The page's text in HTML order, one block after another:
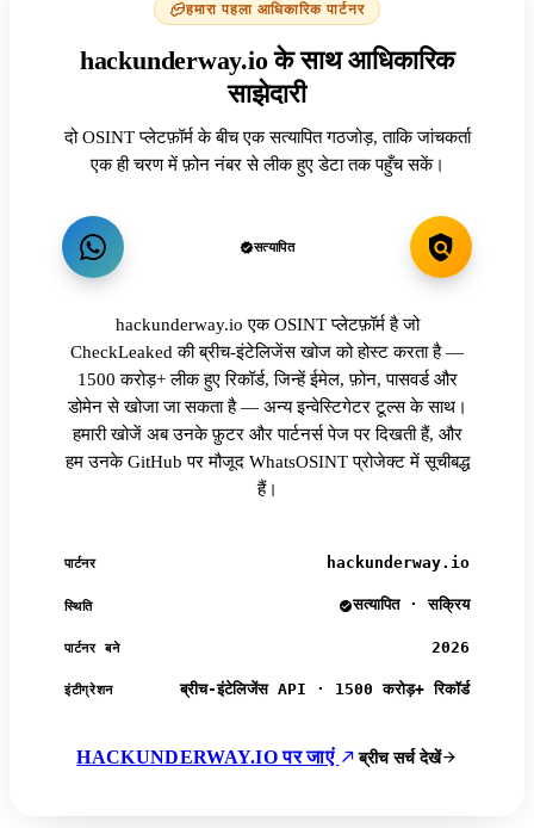
हमारा पहला आधिकारिक पार्टनर
hackunderway.io के साथ आधिकारिक
साझेदारी
दो OSINT प्लेटफ़ॉर्म के बीच एक सत्यापित गठजोड़, ताकि जांचकर्ता
एक ही चरण में फ़ोन नंबर से लीक हुए डेटा तक पहुँच सकें।
सत्यापित
hackunderway.io एक OSINT प्लेटफ़ॉर्म है जो
CheckLeaked की ब्रीच-इंटेलिजेंस खोज को होस्ट करता है —
1500 करोड़+ लीक हुए रिकॉर्ड, जिन्हें ईमेल, फ़ोन, पासवर्ड और
डोमेन से खोजा जा सकता है — अन्य इन्वेस्टिगेटर टूल्स के साथ।
हमारी खोजें अब उनके फ़ुटर और पार्टनर्स पेज पर दिखती हैं, और
हम उनके GitHub पर मौजूद WhatsOSINT प्रोजेक्ट में सूचीबद्ध
हैं।
पार्टनर hackunderway.io
स्थिति सत्यापित · सक्रिय
पार्टनर बने 2026
इंटीग्रेशन ब्रीच-इंटेलिजेंस API · 1500 करोड़+ रिकॉर्ड
HACKUNDERWAY.IO पर जाएं ब्रीच सर्च देखें